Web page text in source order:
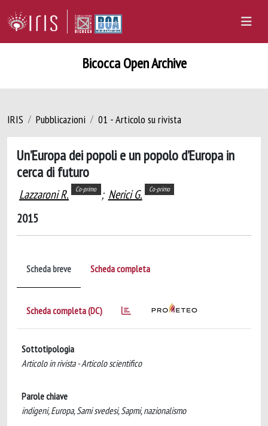
Bicocca Open Archive
IRIS Pubblicazioni 01 - Articolo su rivista
Un’Europa dei popoli e un popolo d’Europa in
cerca di futuro
Lazzaroni R. Co-primo ; Nerici G. Co-primo
2015
Scheda breve Scheda completa
Scheda completa (DC)
Sottotipologia
Articolo in rivista - Articolo scientifico
Parole chiave
indigeni, Europa, Sami svedesi, Sapmi, nazionalismo